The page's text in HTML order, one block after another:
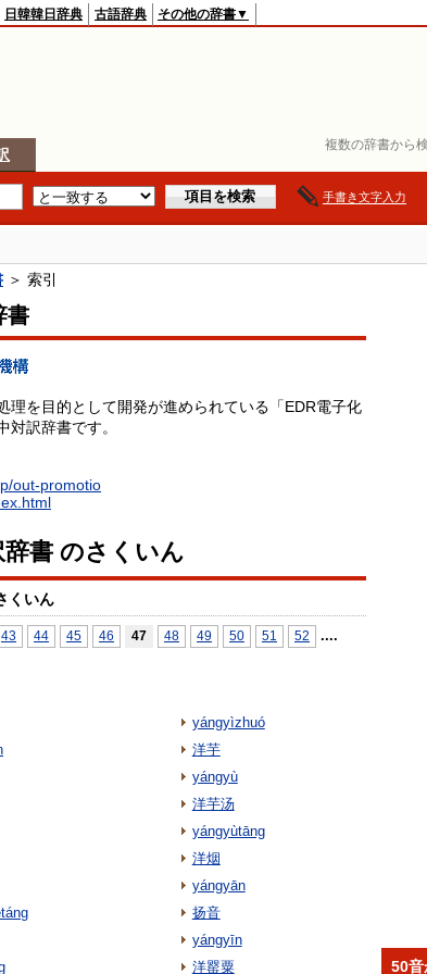
複数の辞書から
日韓韓日辞典 古語辞典 その他の辞書▼
手書き文字入力
＞ 索引
書
理を目的として開発が進められている「EDR電子化
対訳辞書です。
out-promotio
書 のさくいん
くいん
43 44 45 46 47 48 49 50 51 52 ....
yángyìzhuó
洋芋
yángyù
洋芋汤
yángyùtāng
洋烟
yángyān
扬音
yángyīn
洋罂粟
50音